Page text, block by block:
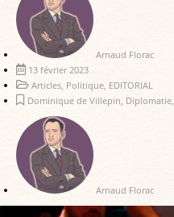
Arnaud Florac
13 février 2023
Articles, Politique, EDITORIAL
Dominique de Villepin, Diplomatie,
Arnaud Florac